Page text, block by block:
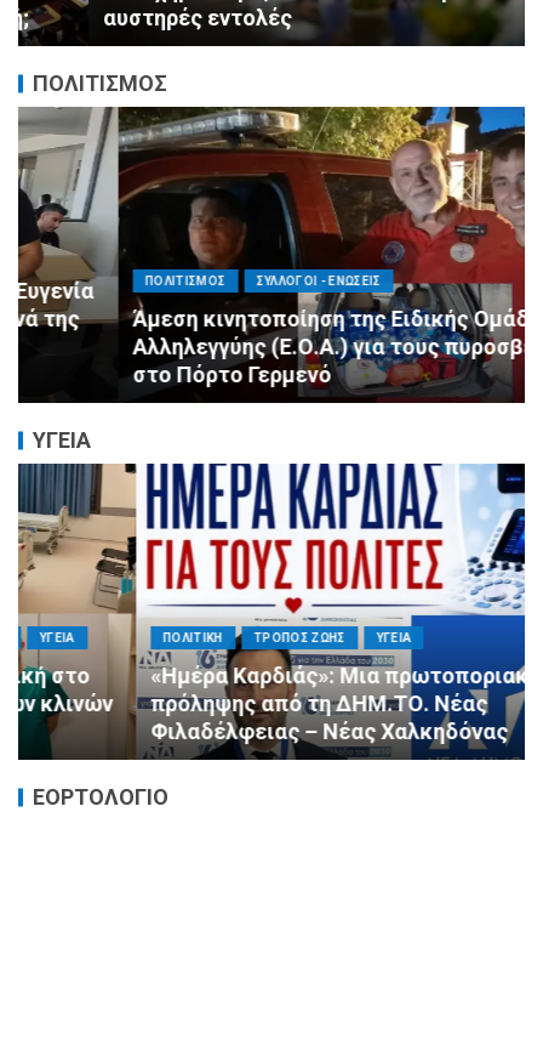
αυστηρές εντολές
ΠΟΛΙΤΙΣΜΟΣ
ΠΟΛΙΤΙΣΜΟΣ ΣΥΛΛΟΓΟΙ - ΕΝΩΣΕΙΣ
Άμεση κινητοποίηση της Ειδικής Ομάδας
Αλληλεγγύης (Ε.Ο.Α.) για τους πυροσβέστες
στο Πόρτο Γερμενό
ΥΓΕΙΑ
ΠΟΛΙΤΙΚΗ ΤΡΟΠΟΣ ΖΩΗΣ ΥΓΕΙΑ
«Ημέρα Καρδιάς»: Μια πρωτοποριακή δράση
πρόληψης από τη ΔΗΜ.ΤΟ. Νέας
Φιλαδέλφειας – Νέας Χαλκηδόνας
ΕΟΡΤΟΛΟΓΙΟ